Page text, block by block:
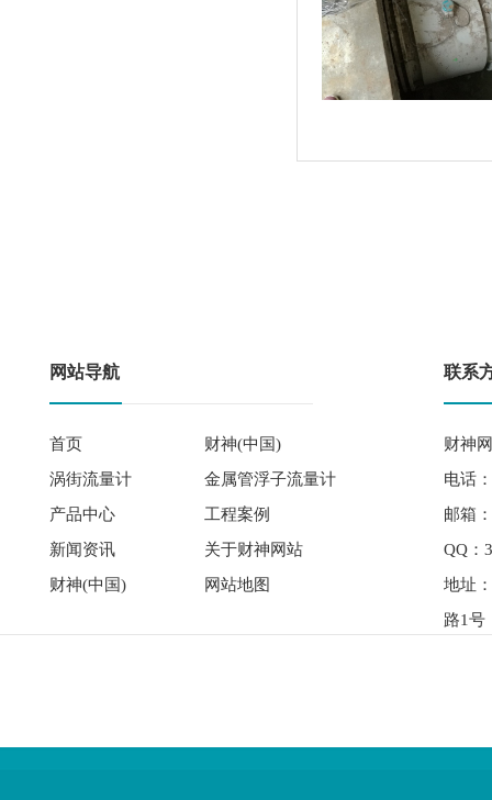
网站导航
首页
财神(中国)
涡街流量计
金属管浮子流量计
产品中心
工程案例
新闻资讯
关于财神网站
财神(中国)
网站地图
联系
财神
电话
邮箱
QQ：
地址
路1号